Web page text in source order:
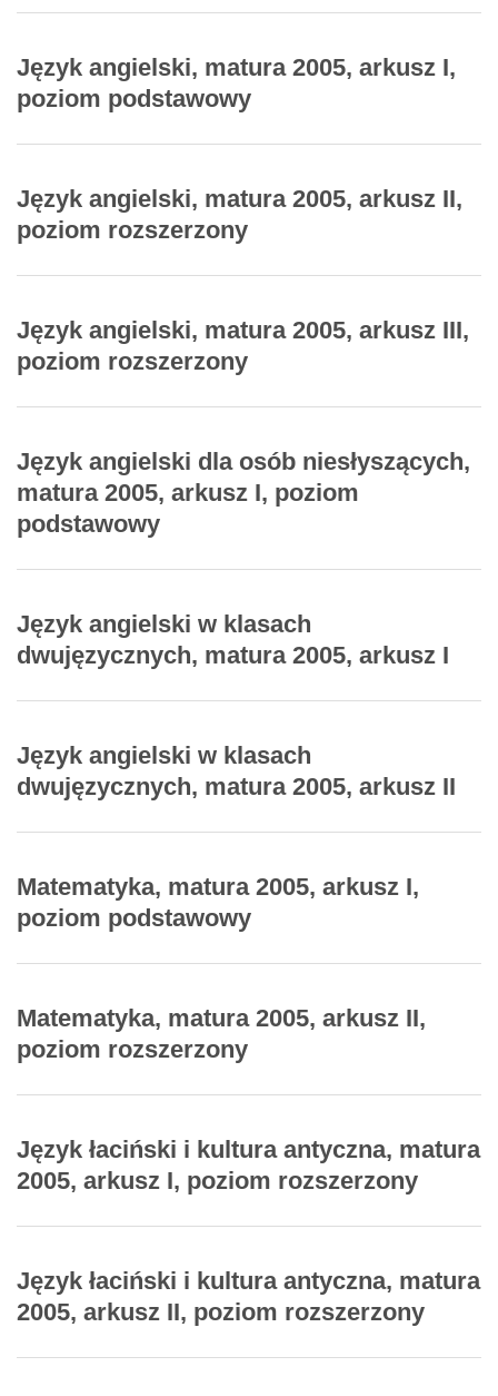
Język angielski, matura 2005, arkusz I,
poziom podstawowy
Język angielski, matura 2005, arkusz II,
poziom rozszerzony
Język angielski, matura 2005, arkusz III,
poziom rozszerzony
Język angielski dla osób niesłyszących,
matura 2005, arkusz I, poziom
podstawowy
Język angielski w klasach
dwujęzycznych, matura 2005, arkusz I
Język angielski w klasach
dwujęzycznych, matura 2005, arkusz II
Matematyka, matura 2005, arkusz I,
poziom podstawowy
Matematyka, matura 2005, arkusz II,
poziom rozszerzony
Język łaciński i kultura antyczna, matura
2005, arkusz I, poziom rozszerzony
Język łaciński i kultura antyczna, matura
2005, arkusz II, poziom rozszerzony